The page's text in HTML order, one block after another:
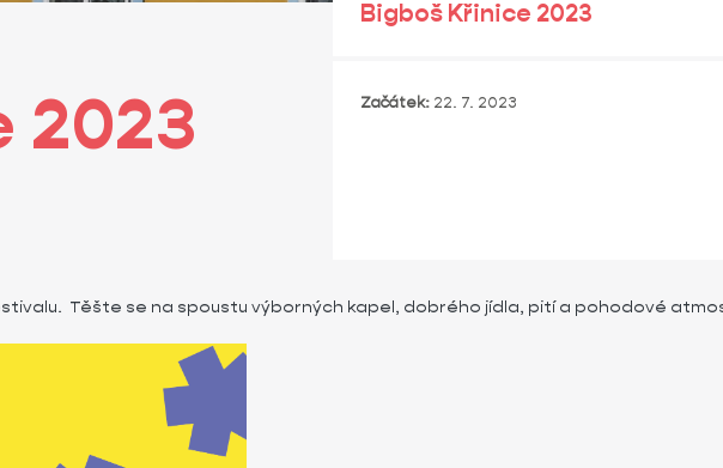
Bigboš Křinice 2023
Začátek: 22. 7. 2023
2023
Těšte se na spoustu výborných kapel, dobrého jídla, pití a pohodové